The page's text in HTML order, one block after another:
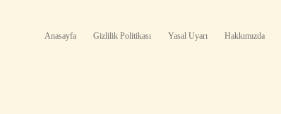
Anasayfa Gizlilik Politikası Yasal Uyarı Hakkımızda